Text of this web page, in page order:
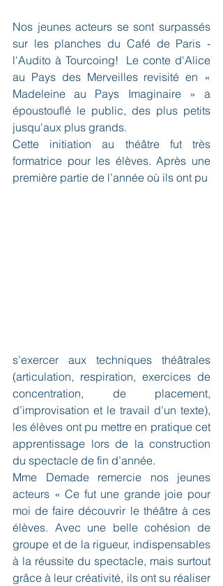
Nos jeunes acteurs se sont surpassés
sur les planches du Café de Paris -
l'Audito à Tourcoing!  Le conte d'Alice
au Pays des Merveilles revisité en «
Madeleine au Pays Imaginaire » a
époustouflé le public, des plus petits
jusqu'aux plus grands.
Cette initiation au théâtre fut très
formatrice pour les élèves. Après une
première partie de l’année où ils ont pu
s’exercer aux techniques théâtrales
(articulation, respiration, exercices de
concentration, de placement,
d’improvisation et le travail d’un texte),
les élèves ont pu mettre en pratique cet
apprentissage lors de la construction
du spectacle de fin d’année.
Mme Demade remercie nos jeunes
acteurs « Ce fut une grande joie pour
moi de faire découvrir le théâtre à ces
élèves. Avec une belle cohésion de
groupe et de la rigueur, indispensables
à la réussite du spectacle, mais surtout
grâce à leur créativité, ils ont su réaliser